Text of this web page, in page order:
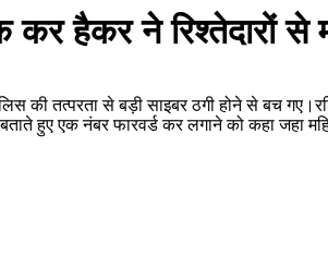
हैकर ने रिश्तेदारों से
की तत्परता से बड़ी साइबर ठगी होने से बच
हुए एक नंबर फारवर्ड कर लगाने को कहा जहा